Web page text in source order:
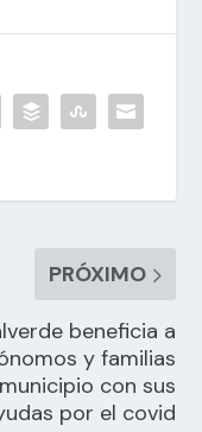
PRÓXIMO
beneficia a
y familias
con sus
por el covid